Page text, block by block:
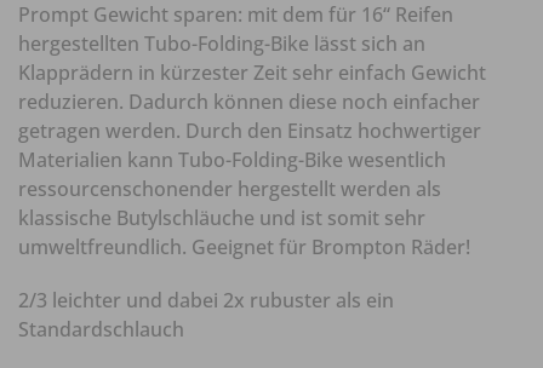
Prompt Gewicht sparen: mit dem für 16“ Reifen
hergestellten Tubo-Folding-Bike lässt sich an
Klapprädern in kürzester Zeit sehr einfach Gewicht
reduzieren. Dadurch können diese noch einfacher
getragen werden. Durch den Einsatz hochwertiger
Materialien kann Tubo-Folding-Bike wesentlich
ressourcenschonender hergestellt werden als
klassische Butylschläuche und ist somit sehr
umweltfreundlich. Geeignet für Brompton Räder!
2/3 leichter und dabei 2x rubuster als ein
Standardschlauch